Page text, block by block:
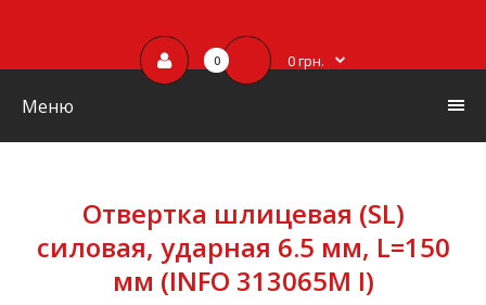
0 0 грн.
Меню
Отвертка шлицевая (SL)
силовая, ударная 6.5 мм, L=150
мм (INFO 313065M I)